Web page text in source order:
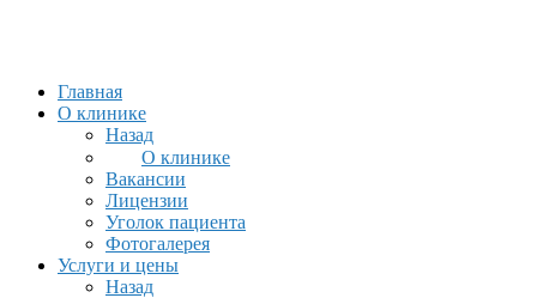
Главная
О клинике
Назад
О клинике
Вакансии
Лицензии
Уголок пациента
Фотогалерея
Услуги и цены
Назад